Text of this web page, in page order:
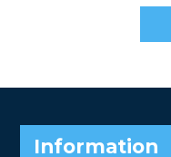
Information